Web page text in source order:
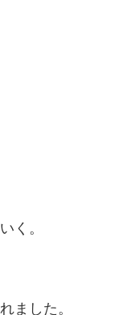
く。
ました。